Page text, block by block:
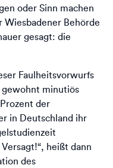
oder Sinn machen
Behörde
gesagt: die
Faulheitsvorwurfs
minutiös
der
in Deutschland ihr
heißt dann
des